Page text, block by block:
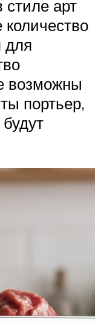
арт
для
возможны
портьер,